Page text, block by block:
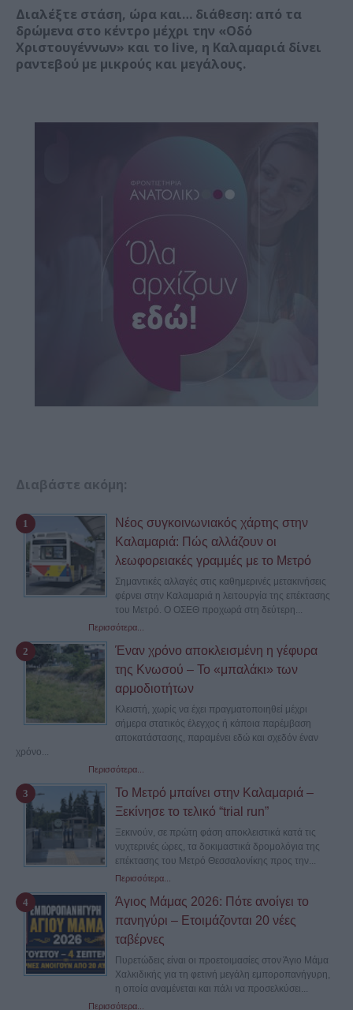
Διαλέξτε στάση, ώρα και… διάθεση: από τα
δρώμενα στο κέντρο μέχρι την «Οδό
Χριστουγέννων» και το live, η Καλαμαριά δίνει
ραντεβού με μικρούς και μεγάλους.
Διαβάστε ακόμη:
Νέος συγκοινωνιακός χάρτης στην
Καλαμαριά: Πώς αλλάζουν οι
λεωφορειακές γραμμές με το Μετρό
Σημαντικές αλλαγές στις καθημερινές μετακινήσεις
φέρνει στην Καλαμαριά η λειτουργία της επέκτασης
του Μετρό. Ο ΟΣΕΘ προχωρά στη δεύτερη...
Περισσότερα...
Έναν χρόνο αποκλεισμένη η γέφυρα
της Κνωσού – Το «μπαλάκι» των
αρμοδιοτήτων
Κλειστή, χωρίς να έχει πραγματοποιηθεί μέχρι
σήμερα στατικός έλεγχος ή κάποια παρέμβαση
αποκατάστασης, παραμένει εδώ και σχεδόν έναν
χρόνο...
Περισσότερα...
Το Μετρό μπαίνει στην Καλαμαριά –
Ξεκίνησε το τελικό “trial run”
Ξεκινούν, σε πρώτη φάση αποκλειστικά κατά τις
νυχτερινές ώρες, τα δοκιμαστικά δρομολόγια της
επέκτασης του Μετρό Θεσσαλονίκης προς την...
Περισσότερα...
Άγιος Μάμας 2026: Πότε ανοίγει το
πανηγύρι – Ετοιμάζονται 20 νέες
ταβέρνες
Πυρετώδεις είναι οι προετοιμασίες στον Άγιο Μάμα
Χαλκιδικής για τη φετινή μεγάλη εμποροπανήγυρη,
η οποία αναμένεται και πάλι να προσελκύσει...
Περισσότερα...